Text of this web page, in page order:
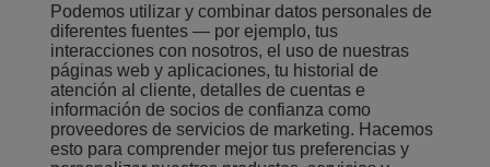
Podemos utilizar y combinar datos personales de
diferentes fuentes — por ejemplo, tus
interacciones con nosotros, el uso de nuestras
páginas web y aplicaciones, tu historial de
atención al cliente, detalles de cuentas e
información de socios de confianza como
proveedores de servicios de marketing. Hacemos
esto para comprender mejor tus preferencias y